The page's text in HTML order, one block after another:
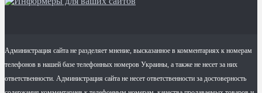
Администрация сайта не разделяет мнение, высказанное в комментариях к номерам
телефонов в нашей базе телефонных номеров Украины, а также не несет за них
ответственности. Администрация сайта не несет ответственности за достоверность